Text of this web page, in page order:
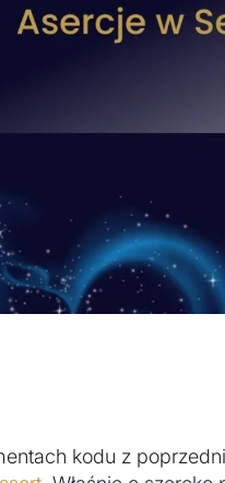
kodu z